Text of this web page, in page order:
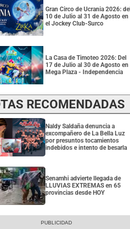
Gran Circo de Ucrania 2026: del
10 de Julio al 31 de Agosto en
el Jockey Club-Surco
La Casa de Timoteo 2026: Del
17 de Julio al 30 de Agosto en
Mega Plaza - Independencia
RECOMENDADAS
Naldy Saldaña denuncia a
excompañero de La Bella Luz
por presuntos tocamientos
indebidos e intento de besarla
Senamhi advierte llegada de
LLUVIAS EXTREMAS en 65
provincias desde HOY